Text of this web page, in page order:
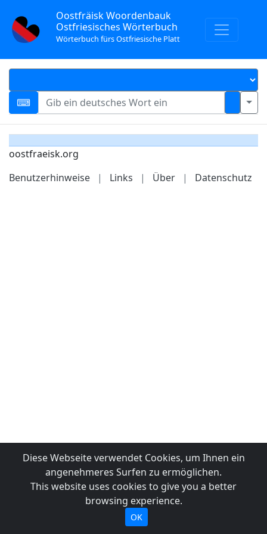
Oostfräisk Woordenbauk
Ostfriesisches Wörterbuch
Wörterbuch fürs Ostfriesische Platt
oostfraeisk.org
Benutzerhinweise
| Links | Über | Datenschutz
Diese Webseite verwendet Cookies, um Ihnen ein
angenehmeres Surfen zu ermöglichen.
This website uses cookies to give you a better
browsing experience.
OK